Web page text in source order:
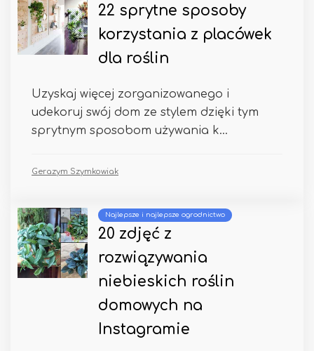
22 sprytne sposoby
korzystania z placówek
dla roślin
Uzyskaj więcej zorganizowanego i
udekoruj swój dom ze stylem dzięki tym
sprytnym sposobom używania k...
Gerazym Szymkowiak
Najlepsze i najlepsze ogrodnictwo
20 zdjęć z
rozwiązywania
niebieskich roślin
domowych na
Instagramie